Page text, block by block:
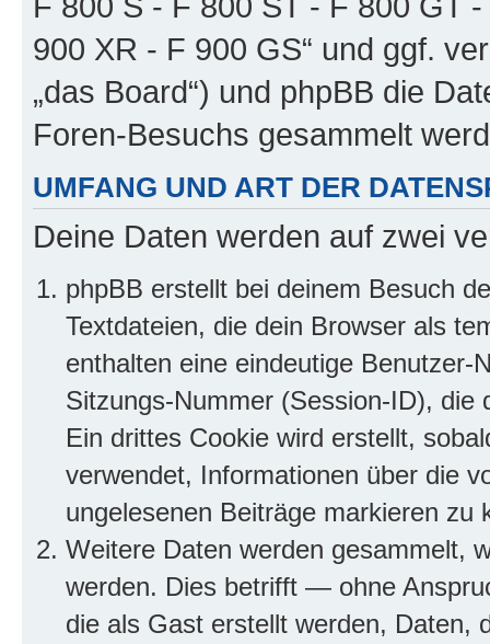
900 XR - F 900 GS“ und ggf.
„das Board“) und phpBB die
Foren-Besuchs gesammelt
UMFANG UND ART DER
Deine Daten werden auf zwei
phpBB erstellt bei deinem Besuch
Textdateien, die dein Browser als
enthalten eine eindeutige
Sitzungs-Nummer (Session-ID), die
Ein drittes Cookie wird erstellt,
verwendet, Informationen über die
ungelesenen Beiträge markieren zu
Weitere Daten werden gesammelt,
werden. Dies betrifft — ohne
die als Gast erstellt werden, Daten,